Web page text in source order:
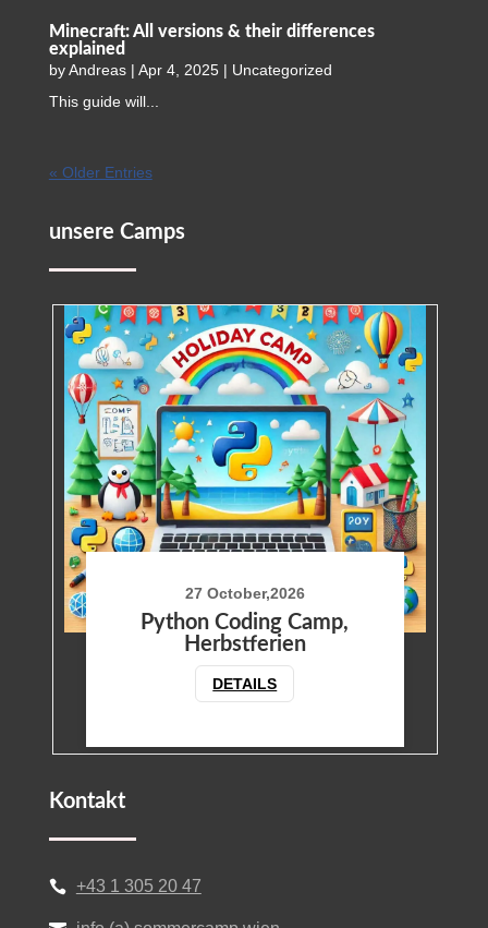
Minecraft: All versions & their differences
explained
byAndreas| Apr 4, 2025| Uncategorized
This guide will...
« Older Entries
unsere Camps
27 October,2026
Python Coding Camp,
Herbstferien
DETAILS
Kontakt
 +43 1 305 20 47